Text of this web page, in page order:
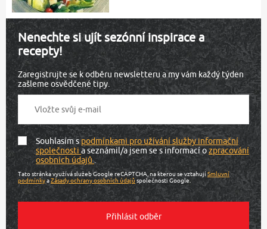
Nenechte si ujít sezónní inspirace a
recepty!
Zaregistrujte se k odběru newsletteru a my vám každý týden
zašleme osvědčené tipy.
Souhlasím spodmínkami pro užívání služby informační
společnostia seznámil/a jsem se s informací ozpracování
osobních údajů.
Tato stránka využívá služeb Google reCAPTCHA, na kterou se vztahujíSmluvní
podmínkyaZásady ochrany osobních údajů společnosti Google.